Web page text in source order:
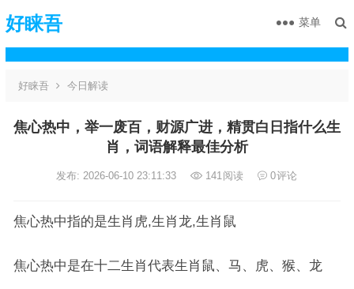
好睐吾 菜单
好睐吾 今日解读
焦心热中，举一废百，财源广进，精贯白日指什么生
肖，词语解释最佳分析
发布: 2026-06-10 23:11:33 141阅读 0评论
焦心热中指的是生肖虎,生肖龙,生肖鼠
焦心热中是在十二生肖代表生肖鼠、马、虎、猴、龙